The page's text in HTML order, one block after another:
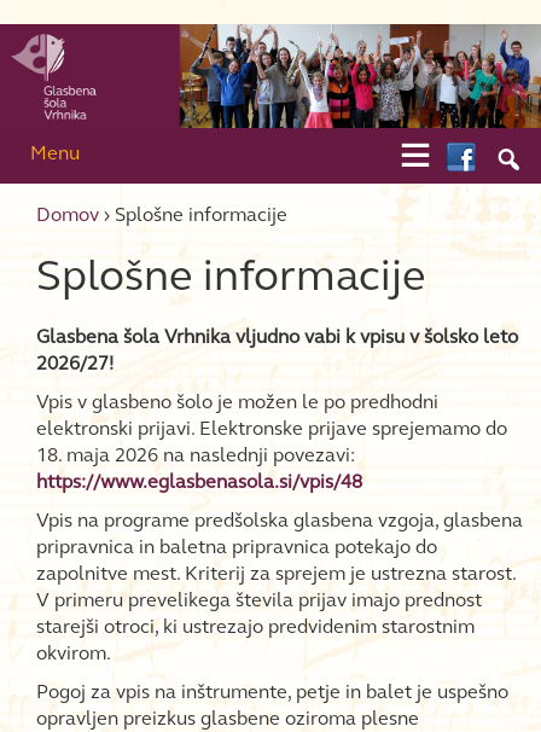

Menu 
Domov › Splošne informacije
Splošne informacije
Glasbena šola Vrhnika vljudno vabi k vpisu v šolsko leto
2026/27!
Vpis v glasbeno šolo je možen le po predhodni
elektronski prijavi. Elektronske prijave sprejemamo do
18. maja 2026 na naslednji povezavi:
https://www.eglasbenasola.si/vpis/48
Vpis na programe predšolska glasbena vzgoja, glasbena
pripravnica in baletna pripravnica potekajo do
zapolnitve mest. Kriterij za sprejem je ustrezna starost.
V primeru prevelikega števila prijav imajo prednost
starejši otroci, ki ustrezajo predvidenim starostnim
okvirom.
Pogoj za vpis na inštrumente, petje in balet je uspešno
opravljen preizkus glasbene oziroma plesne